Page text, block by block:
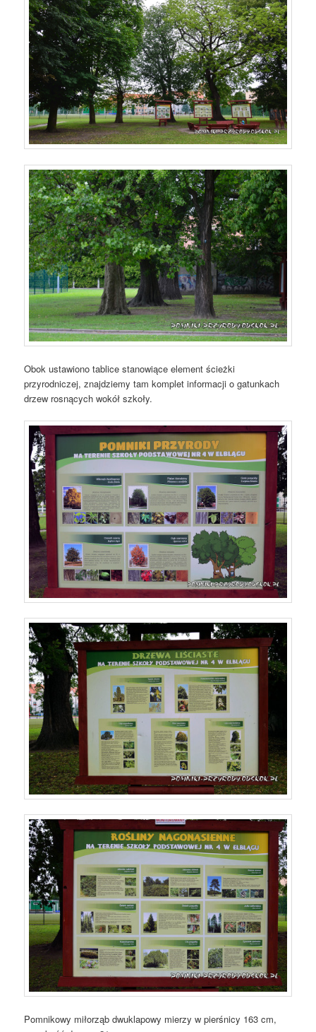
Obok ustawiono tablice stanowiące element ścieżki
przyrodniczej, znajdziemy tam komplet informacji o gatunkach
drzew rosnących wokół szkoły.
Pomnikowy miłorząb dwuklapowy mierzy w pierśnicy 163 cm,